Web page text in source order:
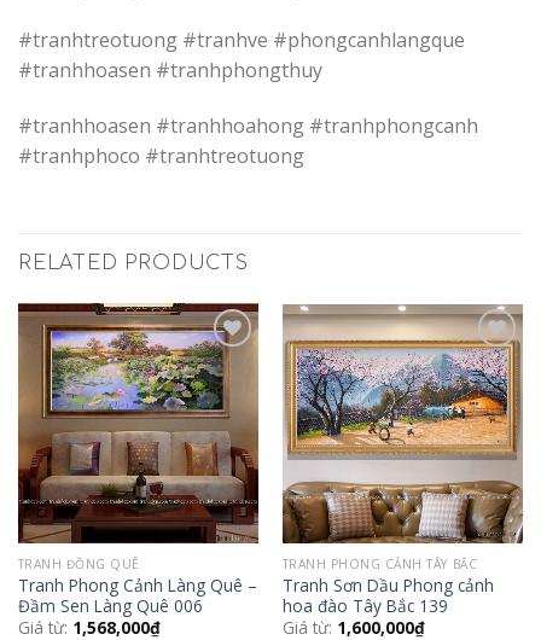
#tranhtreotuong #tranhve #phongcanhlangque
#tranhhoasen #tranhphongthuy
#tranhhoasen #tranhhoahong #tranhphongcanh
#tranhphoco #tranhtreotuong
RELATED PRODUCTS
Add to
Wishlist
TRANH ĐỒNG QUÊ
Tranh Phong Cảnh Làng Quê –
Đầm Sen Làng Quê 006
Giá từ: 1,568,000₫
Add to
Wishlist
TRANH PHONG CẢNH TÂY BẮC
Tranh Sơn Dầu Phong cảnh
hoa đào Tây Bắc 139
Giá từ: 1,600,000₫